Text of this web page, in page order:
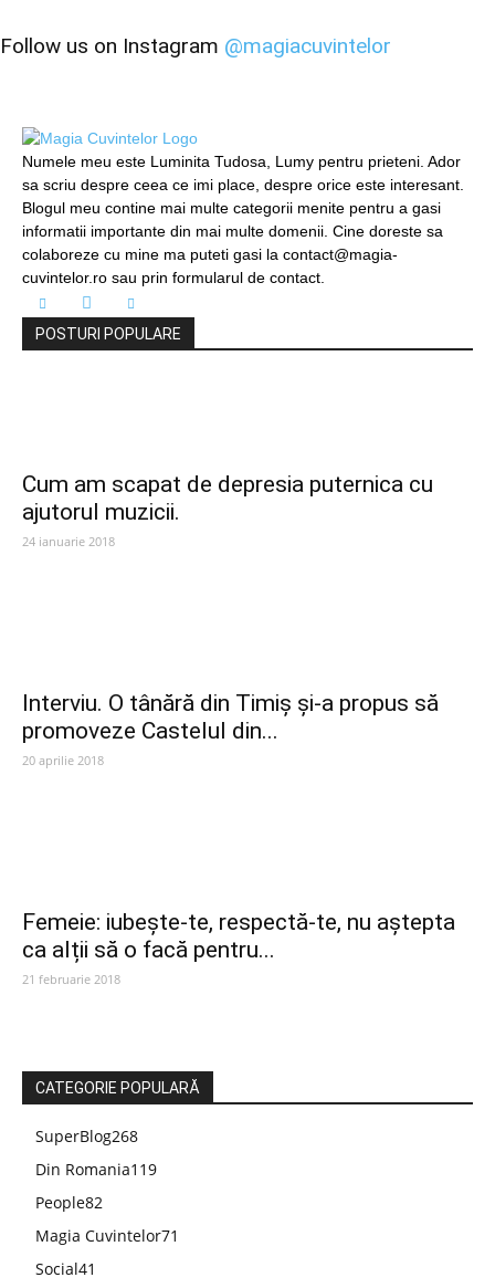
Follow us on Instagram @magiacuvintelor
Numele meu este Luminita Tudosa, Lumy pentru prieteni. Ador
sa scriu despre ceea ce imi place, despre orice este interesant.
Blogul meu contine mai multe categorii menite pentru a gasi
informatii importante din mai multe domenii. Cine doreste sa
colaboreze cu mine ma puteti gasi la contact@magia-
cuvintelor.ro sau prin formularul de contact.
POSTURI POPULARE
Cum am scapat de depresia puternica cu
ajutorul muzicii.
24 ianuarie 2018
Interviu. O tânără din Timiș și-a propus să
promoveze Castelul din...
20 aprilie 2018
Femeie: iubește-te, respectă-te, nu aștepta
ca alții să o facă pentru...
21 februarie 2018
CATEGORIE POPULARĂ
SuperBlog268
Din Romania119
People82
Magia Cuvintelor71
Social41